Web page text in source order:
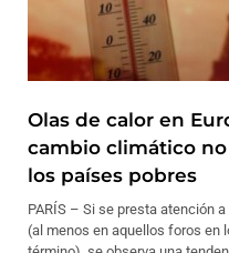
Olas de calor en
cambio climático
los países pobres
PARÍS – Si se presta atención
(al menos en aquellos foros en